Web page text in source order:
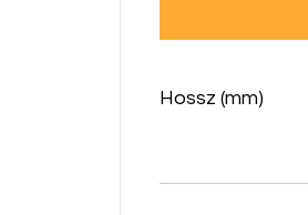
Hossz (mm)